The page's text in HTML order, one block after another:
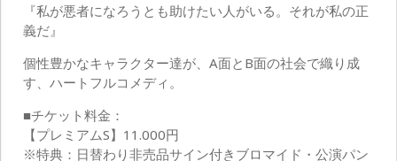
『私が悪者になろうとも助けたい人がいる。それが私の正
義だ』
個性豊かなキャラクター達が、A面とB面の社会で織り成
す、ハートフルコメディ。
■チケット料金：
【プレミアムS】11.000円
※特典：日替わり非売品サイン付きブロマイド・公演パン